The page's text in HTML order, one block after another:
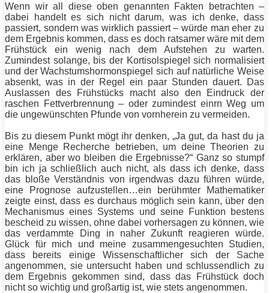
Wenn wir all diese oben genannten Fakten betrachten –
dabei handelt es sich nicht darum, was ich denke, dass
passiert, sondern was wirklich passiert – würde man eher zu
dem Ergebnis kommen, dass es doch ratsamer wäre mit dem
Frühstück ein wenig nach dem Aufstehen zu warten.
Zumindest solange, bis der Kortisolspiegel sich normalisiert
und der Wachstumshormonspiegel sich auf natürliche Weise
absenkt, was in der Regel ein paar Stunden dauert. Das
Auslassen des Frühstücks macht also den Eindruck der
raschen Fettverbrennung – oder zumindest einrn Weg um
die ungewünschten Pfunde von vornherein zu vermeiden.
Bis zu diesem Punkt mögt ihr denken, „Ja gut, da hast du ja
eine Menge Recherche betrieben, um deine Theorien zu
erklären, aber wo bleiben die Ergebnisse?“ Ganz so stumpf
bin ich ja schließlich auch nicht, als dass ich denke, dass
das bloße Verständnis von irgendwas dazu führen würde,
eine Prognose aufzustellen…ein berühmter Mathematiker
zeigte einst, dass es durchaus möglich sein kann, über den
Mechanismus eines Systems und seine Funktion bestens
bescheid zu wissen, ohne dabei vorhersagen zu können, wie
das verdammte Ding in naher Zukunft reagieren würde.
Glück für mich und meine zusammengesuchten Studien,
dass bereits einige Wissenschaftlicher sich der Sache
angenommen, sie untersucht haben und schlussendlich zu
dem Ergebnis gekommen sind, dass das Frühstück doch
nicht so wichtig und großartig ist, wie stets angenommen.